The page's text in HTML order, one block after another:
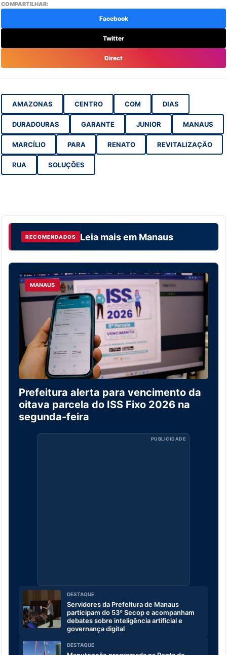
COMPARTILHAR:
Facebook
Twitter
Direct
AMAZONAS CENTRO COM DIAS
DURADOURAS GARANTE JUNIOR MANAUS
MARCÍLIO PARA RENATO REVITALIZAÇÃO
RUA SOLUÇÕES
RECOMENDADOS Leia mais em Manaus
MANAUS
Prefeitura alerta para vencimento da
oitava parcela do ISS Fixo 2026 na
segunda-feira
PUBLICIDADE
DESTAQUE
Servidores da Prefeitura de Manaus
participam do 53º Secop e acompanham
debates sobre inteligência artificial e
governança digital
DESTAQUE